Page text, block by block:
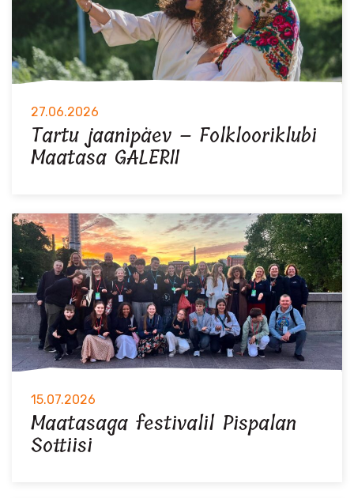
27.06.2026
Tartu jaanipäev – Folklooriklubi
Maatasa GALERII
15.07.2026
Maatasaga festivalil Pispalan
Sottiisi